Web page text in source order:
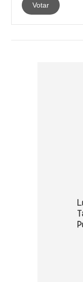
Votar